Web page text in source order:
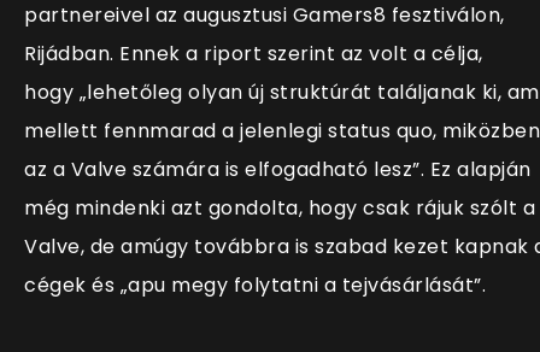
partnereivel az augusztusi Gamers8 fesztiválon,
Rijádban. Ennek a riport szerint az volt a célja,
hogy „lehetőleg olyan új struktúrát találjanak ki,
mellett fennmarad a jelenlegi status quo, miközben
az a Valve számára is elfogadható lesz”. Ez alapján
még mindenki azt gondolta, hogy csak rájuk szólt a
Valve, de amúgy továbbra is szabad kezet kapnak
cégek és „apu megy folytatni a tejvásárlását”.